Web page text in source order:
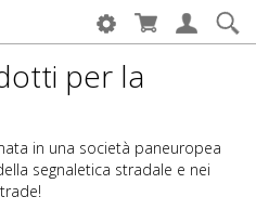
per la
in una società paneuropea
segnaletica stradale e nei